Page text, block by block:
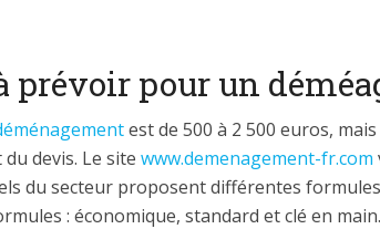
prévoir pour un
est de 500 à 2 500 euros,
devis. Le site www.demenagement-fr.com
du secteur proposent différentes
: économique, standard et clé en